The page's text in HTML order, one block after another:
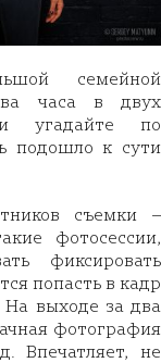
семейной
часа в двух
угадайте по
подошло к сути
съемки –
фотосессии,
фиксировать
попасть в кадр
выходе за два
фотография
Впечатляет, не